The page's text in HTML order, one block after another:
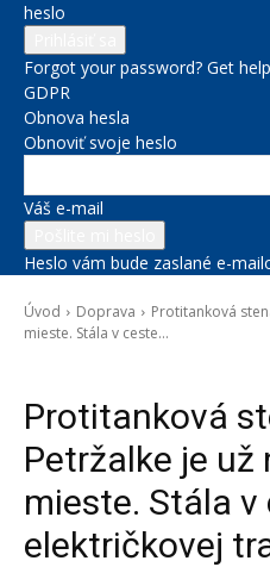
heslo
Forgot your password? Get help
GDPR
Obnova hesla
Obnoviť svoje heslo
Váš e-mail
Heslo vám bude zaslané e-
Úvod Doprava
Protitanková
mieste. Stála v ceste...
Protitanková
Petržalke je už
mieste. Stála v
električkovej